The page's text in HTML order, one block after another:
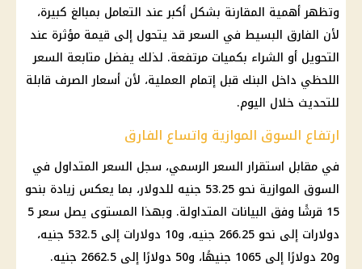
وتظهر أهمية المقارنة بشكل أكبر عند التعامل بمبالغ كبيرة،
لأن الفارق البسيط في السعر قد يتحول إلى قيمة مؤثرة عند
التحويل أو الشراء بكميات مرتفعة. لذلك يفضل متابعة السعر
اللحظي داخل البنك قبل إتمام العملية، لأن أسعار الصرف قابلة
للتحديث خلال اليوم.
ارتفاع السوق الموازية واتساع الفارق
في مقابل استقرار السعر الرسمي، سجل السعر المتداول في
السوق الموازية نحو 53.25 جنيه للدولار، بما يعكس زيادة بنحو
15 قرشًا وفق البيانات المتداولة. وبهذا المستوى يصل سعر 5
دولارات إلى نحو 266.25 جنيه، و10 دولارات إلى 532.5 جنيه،
و20 دولارًا إلى 1065 جنيهًا، و50 دولارًا إلى 2662.5 جنيه.